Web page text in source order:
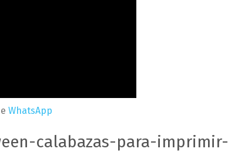
WhatsApp
calabazas-para-imprimir-